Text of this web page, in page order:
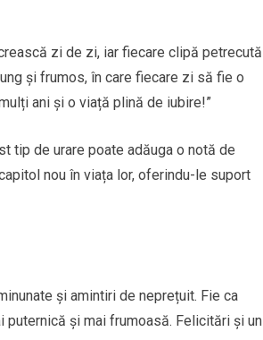
zi de zi, iar fiecare clipă petrecută
și frumos, în care fiecare zi să fie o
ani și o viață plină de iubire!”
tip de urare poate adăuga o notă de
nou în viața lor, oferindu-le suport
și amintiri de neprețuit. Fie ca
puternică și mai frumoasă. Felicitări și un